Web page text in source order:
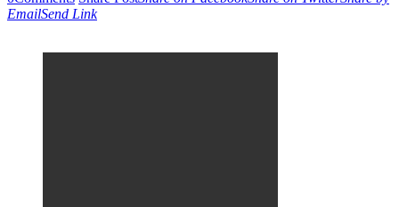
EmailSend Link